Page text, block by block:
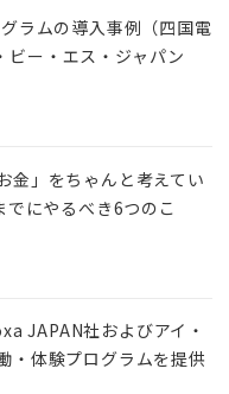
ラムの導入事例（四国電
ー・エス・ジャパン
金」をちゃんと考えてい
にやるべき6つのこ
JAPAN社およびアイ・
・体験プログラムを提供